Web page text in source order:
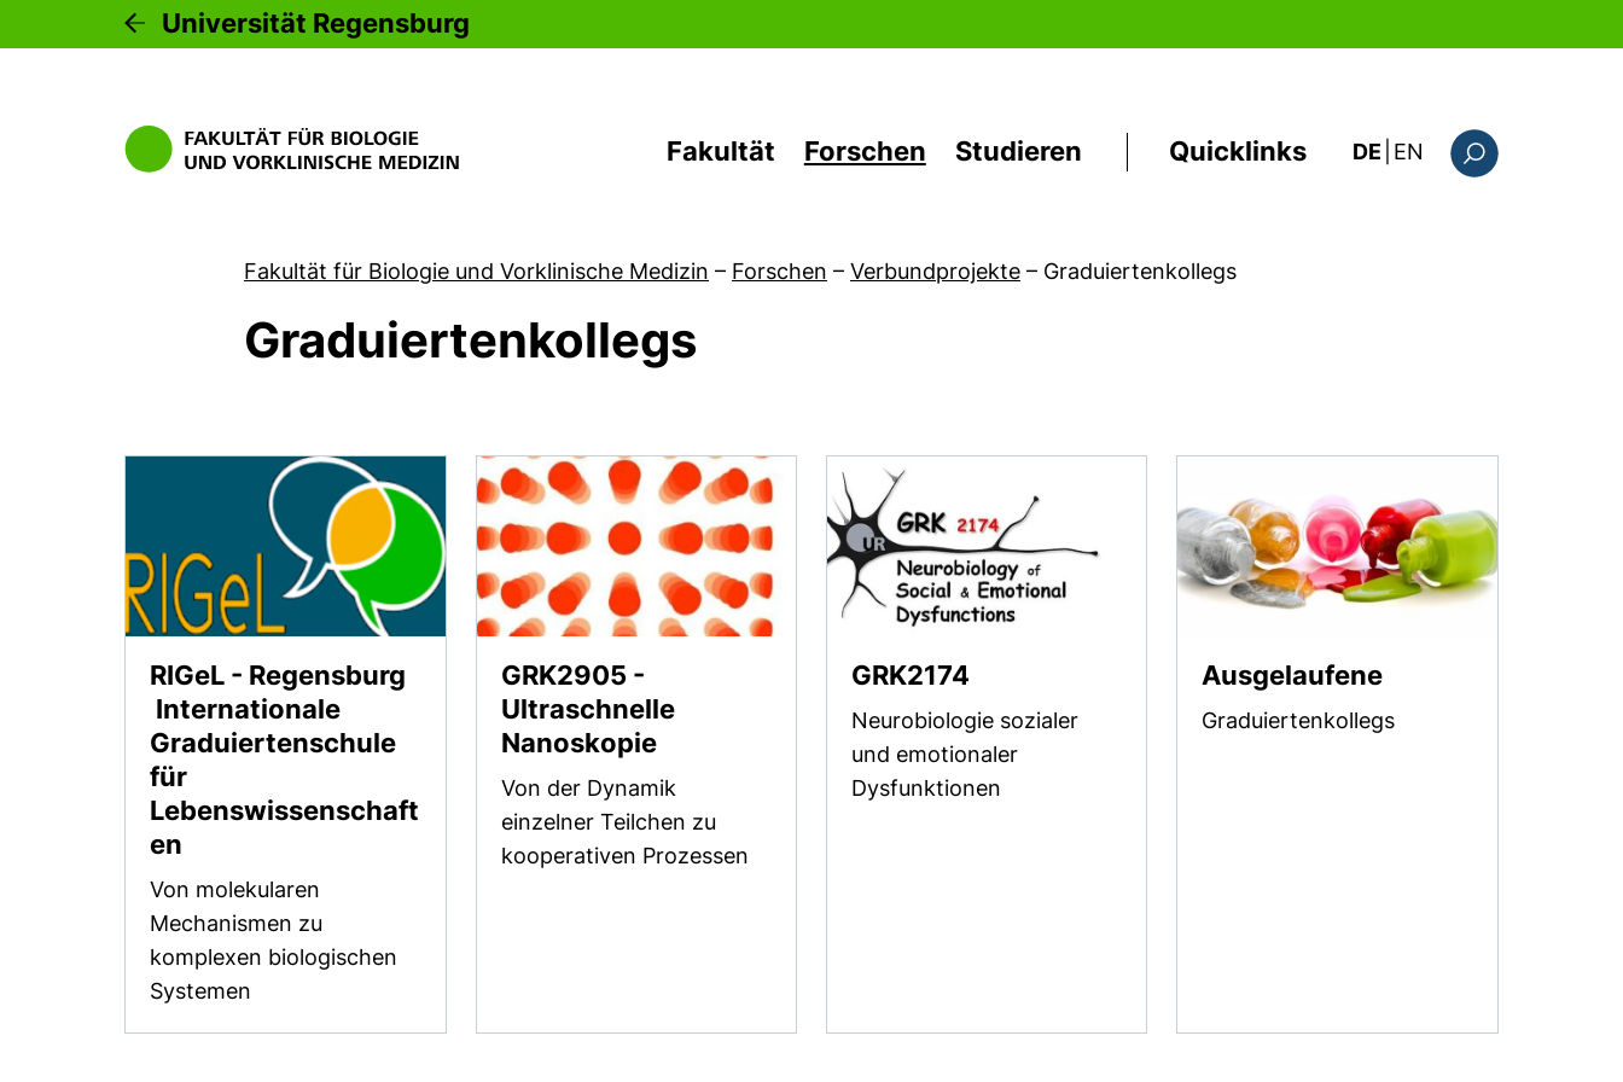
Universität Regensburg
Fakultät Forschen Studieren Quicklinks DE EN : this page in
Fakultät für Biologie und Vorklinische Medizin – Forschen – Verbundprojekte – Graduiertenkollegs
Graduiertenkollegs
RIGeL - Regensburg
Internationale
Graduiertenschule
für
Lebenswissenschaft
en (externer Link, öffnet neues Fenster)
Von molekularen
Mechanismen zu
komplexen biologischen
Systemen
GRK2905 -
Ultraschnelle
Nanoskopie(externer Link, öffnet neues Fenster)
Von der Dynamik
einzelner Teilchen zu
kooperativen Prozessen
GRK2174
Neurobiologie sozialer
und emotionaler
Dysfunktionen
Ausgelaufene
Graduiertenkollegs